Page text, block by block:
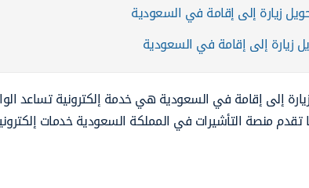
زيارة إلى إقامة في السعودية
زيارة إلى إقامة في السعودية
إلى إقامة في السعودية هي خدمة إلكترونية تساعد
تقدم منصة التأشيرات في المملكة السعودية خدمات